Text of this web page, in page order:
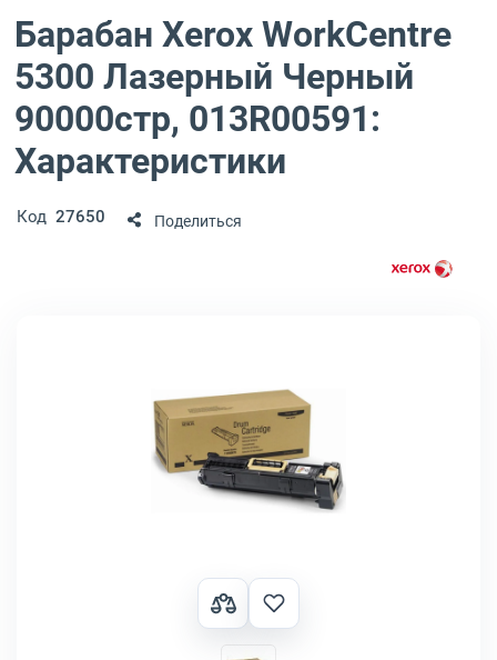
Барабан Xerox WorkCentre
5300 Лазерный Черный
90000стр, 013R00591:
Характеристики
Код 27650 Поделиться